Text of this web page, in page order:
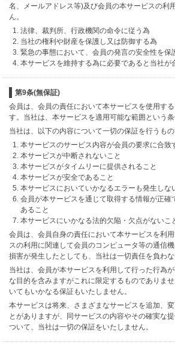
名、メールアドレス等)及び会員の本サービスの利
ん。
法律、裁判所、行政機関の命令に従う為
当社の権利や財産を保護し又は防御する為
緊急の事態において、会員の発言の安全性を保
本サービスを維持する為に必要であると当社が
第9条(無保証)
会員は、会員の責任において本サービスを使用す
す。当社は、本サービスを適用可能な範囲という条
当社は、以下の内容について一切の保証を行うもの
本サービスのサービス内容が会員の要求に合致
本サービスが中断されないこと
本サービスがタイムリーに提供されること
本サービスが安全であること
本サービスにおいていかなるエラーも発生しな
会員が本サービスを通じて取得する情報が正確
あること
本サービスにいかなる法的欠陥・欠点がないこ
会員は、会員自身の責任において本サービスを利
スの利用に関連して会員のコンピュータ等の通信
損害が発生したとしても、当社は一切責任を負わな
当社は、会員が本サービスを利用して行った行為
な目的を含みますがこれに限定するものでありま
いてもいかなる保証もいたしません。
本サービスは将来、さまざまなサービスを追加、
とがありますが、同サービスの内容やその確実な
ついて、当社は一切の保証をいたしません。